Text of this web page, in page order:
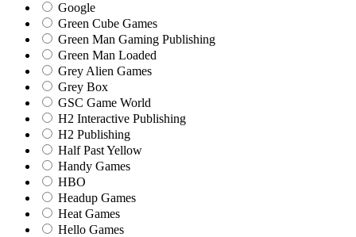
Google
Green Cube Games
Green Man Gaming Publishing
Green Man Loaded
Grey Alien Games
Grey Box
GSC Game World
H2 Interactive Publishing
H2 Publishing
Half Past Yellow
Handy Games
HBO
Headup Games
Heat Games
Hello Games